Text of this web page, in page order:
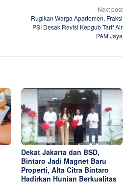
Next post
Rugikan Warga Apartemen, Fraksi
PSI Desak Revisi Kepgub Tarif Air
PAM Jaya
Dekat Jakarta dan BSD,
Bintaro Jadi Magnet Baru
Properti, Alta Citra Bintaro
Hadirkan Hunian Berkualitas